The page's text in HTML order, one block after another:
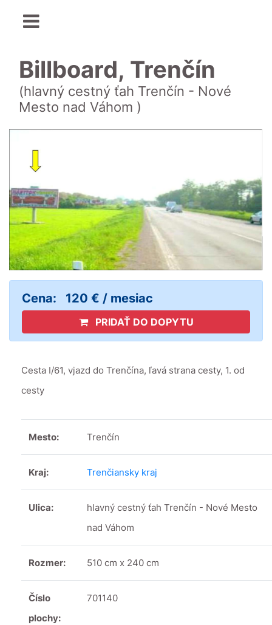
Billboard, Trenčín
(hlavný cestný ťah Trenčín - Nové
Mesto nad Váhom )
Cena: 120 € / mesiac
PRIDAŤ DO DOPYTU
Cesta I/61, vjazd do Trenčína, ľavá strana cesty, 1. od
cesty
Mesto: Trenčín
Kraj: Trenčiansky kraj
Ulica:
hlavný cestný ťah Trenčín - Nové Mesto
nad Váhom
Rozmer: 510 cm x 240 cm
Číslo
plochy:
701140